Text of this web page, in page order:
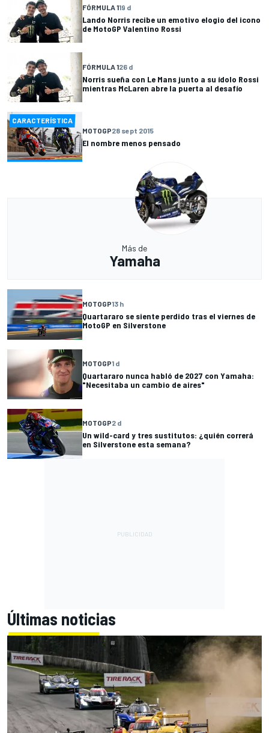
FÓRMULA 119 d
Lando Norris recibe un emotivo elogio del icono
de MotoGP Valentino Rossi
FÓRMULA 126 d
Norris sueña con Le Mans junto a su ídolo Rossi
mientras McLaren abre la puerta al desafío
CARACTERÍSTICA
MOTOGP28 sept 2015
El nombre menos pensado
Más de
Yamaha
MOTOGP13 h
Quartararo se siente perdido tras el viernes de
MotoGP en Silverstone
MOTOGP1 d
Quartararo nunca habló de 2027 con Yamaha:
"Necesitaba un cambio de aires"
MOTOGP2 d
Un wild-card y tres sustitutos: ¿quién correrá
en Silverstone esta semana?
Últimas noticias